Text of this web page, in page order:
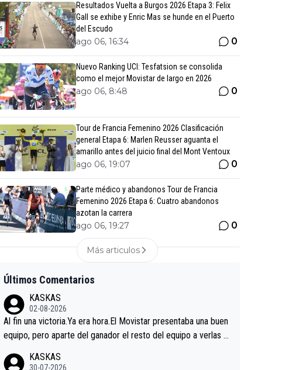
Resultados Vuelta a Burgos 2026 Etapa 3: Felix
Gall se exhibe y Enric Mas se hunde en el Puerto
del Escudo
ago 06, 16:34 0
Nuevo Ranking UCI: Tesfatsion se consolida
como el mejor Movistar de largo en 2026
ago 06, 8:48 0
Tour de Francia Femenino 2026 Clasificación
general Etapa 6: Marlen Reusser aguanta el
amarillo antes del juicio final del Mont Ventoux
ago 06, 19:07 0
Parte médico y abandonos Tour de Francia
Femenino 2026 Etapa 6: Cuatro abandonos
azotan la carrera
ago 06, 19:27 0
Más articulos
Últimos Comentarios
KASKAS
02-08-2026
Al fin una victoria.Ya era hora.El Movistar presentaba una buen
equipo, pero aparte del ganador el resto del equipo a verlas v
es.La única buena noticia es la mejoría de Enric Más en San S
KASKAS
30-07-2026